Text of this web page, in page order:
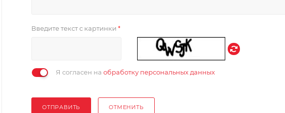
Введите текст с картинки *
Я согласен на обработку персональных данных
ОТПРАВИТЬ ОТМЕНИТЬ